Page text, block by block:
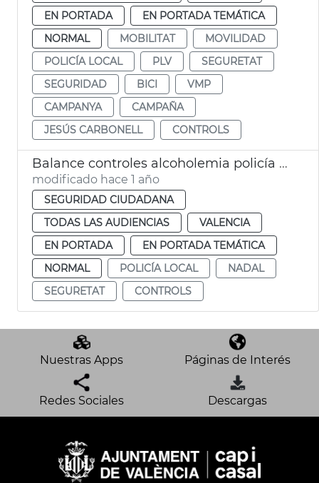
EN PORTADA
EN PORTADA TEMÁTICA
NORMAL
MOBILITAT
MOVILIDAD
POLICÍA LOCAL
PLV
SEGURETAT
SEGURIDAD
BICI
VMP
CAMPANYA
CAMPAÑA
JESÚS CARBONELL
CONTROLS
Balance controles alcoholemia policía local València
modificado hace 1 año
SEGURIDAD CIUDADANA
TODAS LAS AUDIENCIAS
VALENCIA
EN PORTADA
EN PORTADA TEMÁTICA
NORMAL
POLICÍA LOCAL
NADAL
SEGURETAT
CONTROLS
Nuestras Apps Páginas de Interés
Redes Sociales Descargas